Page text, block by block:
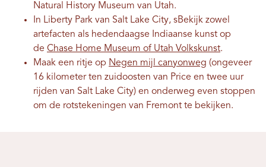
Natural History Museum van Utah.
In Liberty Park van Salt Lake City, sBekijk zowel
artefacten als hedendaagse Indiaanse kunst op
de Chase Home Museum of Utah Volkskunst.
Maak een ritje op Negen mijl canyonweg (ongeveer
16 kilometer ten zuidoosten van Price en twee uur
rijden van Salt Lake City) en onderweg even stoppen
om de rotstekeningen van Fremont te bekijken.